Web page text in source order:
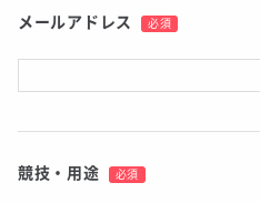
メールアドレス 必須
競技・用途 必須